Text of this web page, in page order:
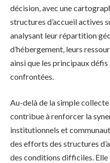
décision, avec une
structures d’accueil actives
analysant leur répartition
d’hébergement, leurs
ainsi que les principaux
confrontées.
Au-delà de la simple
contribue à renforcer la
institutionnels et
des efforts des structures
des conditions difficiles.